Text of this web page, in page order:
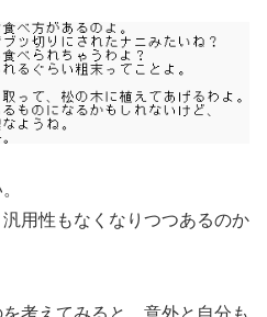
用性もなくなりつつあるのか